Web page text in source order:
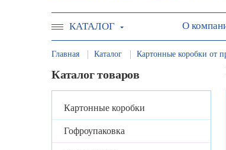
КАТАЛОГ О
Главная Каталог Картонные коробки от
Каталог товаров
Картонные коробки
Гофроупаковка